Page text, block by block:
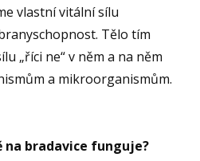
vlastní vitální sílu
Tělo tím
„říci ne“ v něm a na něm
a mikroorganismům.
bradavice funguje?